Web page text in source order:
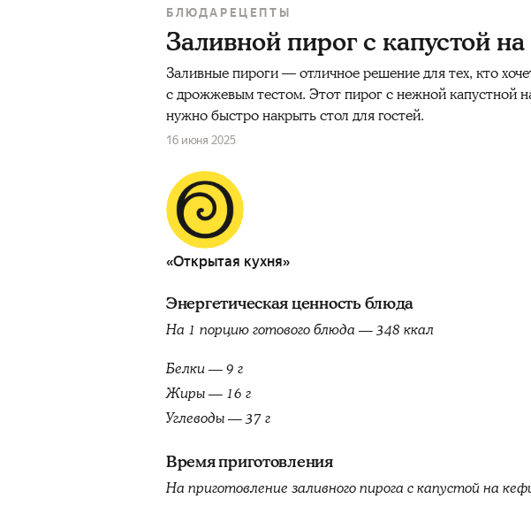
БЛЮДА РЕЦЕПТЫ
Заливной пирог с капустой
Заливные пироги — отличное решение для тех, кто
с дрожжевым тестом. Этот пирог с нежной капустной
нужно быстро накрыть стол для гостей.
16 июня 2025
«Открытая кухня»
Энергетическая ценность блюда
На 1 порцию готового блюда — 348 ккал
Белки — 9 г
Жиры — 16 г
Углеводы — 37 г
Время приготовления
На приготовление заливного пирога с капустой на